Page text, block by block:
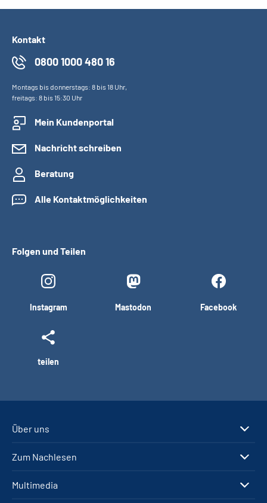
Kontakt
0800 1000 480 16
Montags bis donnerstags: 8 bis 18 Uhr,
freitags: 8 bis 15:30 Uhr
Mein Kundenportal
Nachricht schreiben
Beratung
Alle Kontaktmöglichkeiten
Folgen und Teilen
Instagram Mastodon Facebook
teilen
Über uns
Zum Nachlesen
Multimedia